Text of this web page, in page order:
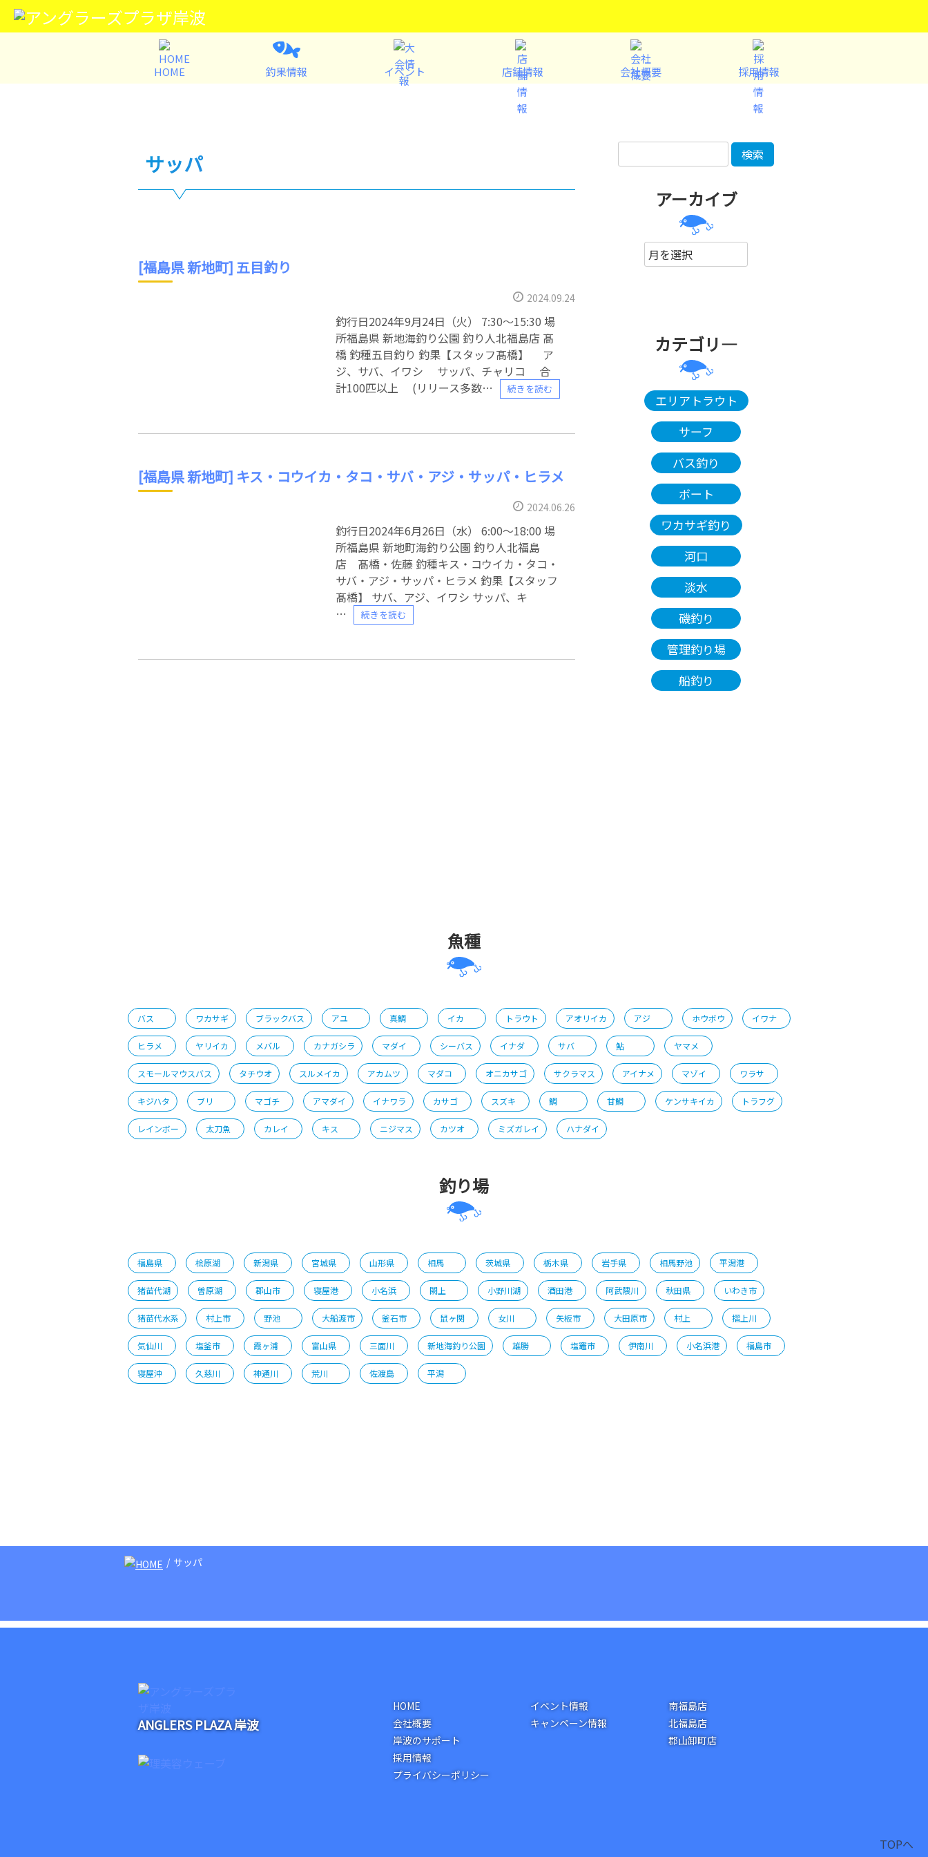
HOME 釣果情報 イベント 店舗情報 会社概要 採用情報
サッパ
[福島県 新地町] 五目釣り
2024.09.24
釣行日2024年9月24日（火） 7:30～15:30 場
所福島県 新地海釣り公園 釣り人北福島店 髙
橋 釣種五目釣り 釣果【スタッフ髙橋】 ア
ジ、サバ、イワシ サッパ、チャリコ 合
計100匹以上 (リリース多数
続きを読む
[福島県 新地町] キス・コウイカ・タコ・サバ・アジ・サッパ・ヒラメ
2024.06.26
釣行日2024年6月26日（水） 6:00〜18:00 場
所福島県 新地町海釣り公園 釣り人北福島
店 髙橋・佐藤 釣種キス・コウイカ・タコ・
サバ・アジ・サッパ・ヒラメ 釣果【スタッフ
髙橋】 サバ、アジ、イワシ サッパ、キ
続きを読む
アーカイブ
カテゴリ―
エリアトラウト
サーフ
バス釣り
ボート
ワカサギ釣り
河口
淡水
磯釣り
管理釣り場
船釣り
魚種
バス ワカサギ ブラックバス アユ 真鯛 イカ トラウト アオリイカ アジ ホウボウ イワナ
ヒラメ ヤリイカ メバル カナガシラ マダイ シーバス イナダ サバ 鮎 ヤマメ
スモールマウスバス タチウオ スルメイカ アカムツ マダコ オニカサゴ サクラマス アイナメ マゾイ ワラサ
キジハタ ブリ マゴチ アマダイ イナワラ カサゴ スズキ 鯛 甘鯛 ケンサキイカ トラフグ
レインボー 太刀魚 カレイ キス ニジマス カツオ ミズガレイ ハナダイ
釣り場
福島県 桧原湖 新潟県 宮城県 山形県 相馬 茨城県 栃木県 岩手県 相馬野池 平潟港
猪苗代湖 曽原湖 郡山市 寝屋港 小名浜 閖上 小野川湖 酒田港 阿武隈川 秋田県 いわき市
猪苗代水系 村上市 野池 大船渡市 釜石市 鼠ヶ関 女川 矢板市 大田原市 村上 摺上川
気仙川 塩釜市 霞ヶ浦 富山県 三面川 新地海釣り公園 雄勝 塩竈市 伊南川 小名浜港 福島市
寝屋沖 久慈川 神通川 荒川 佐渡島 平潟
サッパ
TOPへ
ANGLERS PLAZA 岸波
HOME
会社概要
岸波のサポート
採用情報
プライバシーポリシー
イベント情報
キャンペーン情報
南福島店
北福島店
郡山卸町店